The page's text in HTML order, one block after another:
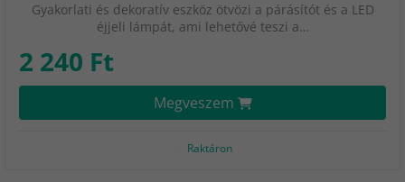
Gyakorlati és dekoratív eszköz ötvözi a párásítót és a LED
éjjeli lámpát, ami lehetővé teszi a…
2 240 Ft
Megveszem
Raktáron